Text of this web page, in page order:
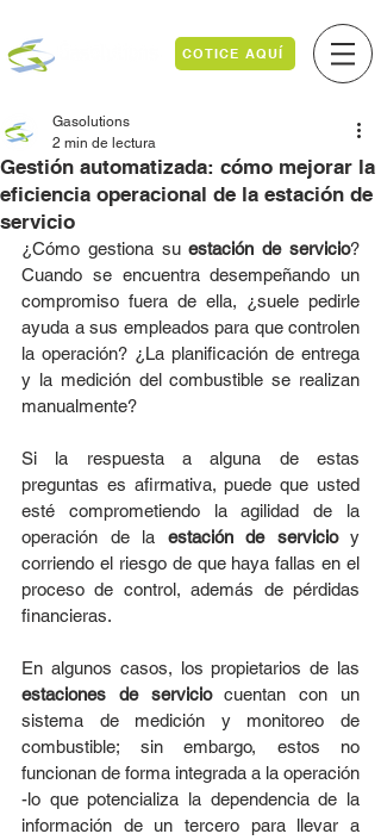
COTICE AQUÍ
Gestión automatizada: cómo mejorar la
eficiencia operacional de la estación de
servicio
Gasolutions
2 min de lectura
¿Cómo gestiona su estación de servicio?
Cuando se encuentra desempeñando un
compromiso fuera de ella, ¿suele pedirle
ayuda a sus empleados para que controlen
la operación? ¿La planificación de entrega
y la medición del combustible se realizan
manualmente?
Si la respuesta a alguna de estas
preguntas es afirmativa, puede que usted
esté comprometiendo la agilidad de la
operación de la estación de servicio y
corriendo el riesgo de que haya fallas en el
proceso de control, además de pérdidas
financieras.
estaciones de servicio cuentan con un
sistema de medición y monitoreo de
combustible; sin embargo, estos no
funcionan de forma integrada a la operación
-lo que potencializa la dependencia de la
información de un tercero para llevar a